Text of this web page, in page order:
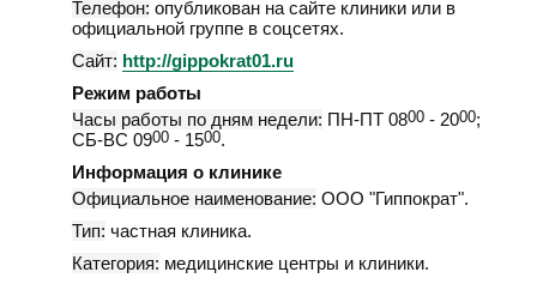
Телефон: опубликован на сайте клиники или в
официальной группе в соцсетях.
Сайт: http://gippokrat01.ru
Режим работы
Часы работы по дням недели: ПН-ПТ 0800 - 2000;
СБ-ВС 0900 - 1500.
Информация о клинике
Официальное наименование: ООО "Гиппократ".
Тип: частная клиника.
Категория: медицинские центры и клиники.